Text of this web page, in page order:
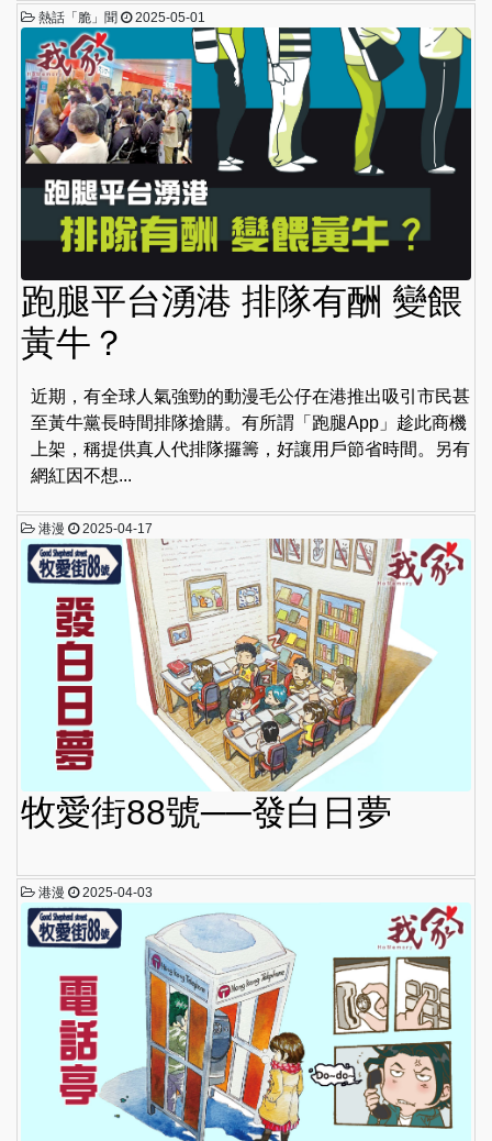
熱話「脆」聞 2025-05-01
跑腿平台湧港 排隊有酬 變餵
黃牛？
近期，有全球人氣強勁的動漫毛公仔在港推出吸引市民甚
至黃牛黨長時間排隊搶購。有所謂「跑腿App」趁此商機
上架，稱提供真人代排隊攞籌，好讓用戶節省時間。另有
網紅因不想...
港漫 2025-04-17
牧愛街88號──發白日夢
港漫 2025-04-03